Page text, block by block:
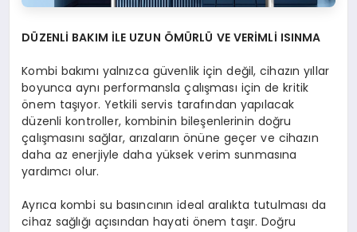
DÜZENLİ BAKIM İLE UZUN ÖMÜRLÜ VE VERİMLİ ISINMA
Kombi bakımı yalnızca güvenlik için değil, cihazın yıllar
boyunca aynı performansla çalışması için de kritik
önem taşıyor. Yetkili servis tarafından yapılacak
düzenli kontroller, kombinin bileşenlerinin doğru
çalışmasını sağlar, arızaların önüne geçer ve cihazın
daha az enerjiyle daha yüksek verim sunmasına
yardımcı olur.
Ayrıca kombi su basıncının ideal aralıkta tutulması da
cihaz sağlığı açısından hayati önem taşır. Doğru